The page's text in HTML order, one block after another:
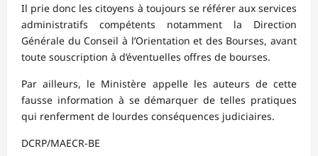
Il prie donc les citoyens à toujours se référer aux services
administratifs compétents notamment la Direction
Générale du Conseil à l’Orientation et des Bourses, avant
toute souscription à d’éventuelles offres de bourses.
Par ailleurs, le Ministère appelle les auteurs de cette
fausse information à se démarquer de telles pratiques
qui renferment de lourdes conséquences judiciaires.
DCRP/MAECR-BE